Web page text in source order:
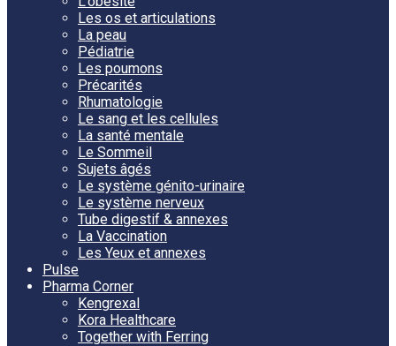
Les os et articulations
La peau
Pédiatrie
Les poumons
Précarités
Rhumatologie
Le sang et les cellules
La santé mentale
Le Sommeil
Sujets âgés
Le système génito-urinaire
Le système nerveux
Tube digestif & annexes
La Vaccination
Les Yeux et annexes
Pulse
Pharma Corner
Kengrexal
Kora Healthcare
Together with Ferring